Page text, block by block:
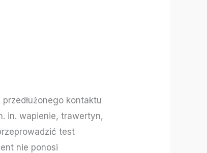
kontaktu
in. wapienie, trawertyn,
test
nie ponosi